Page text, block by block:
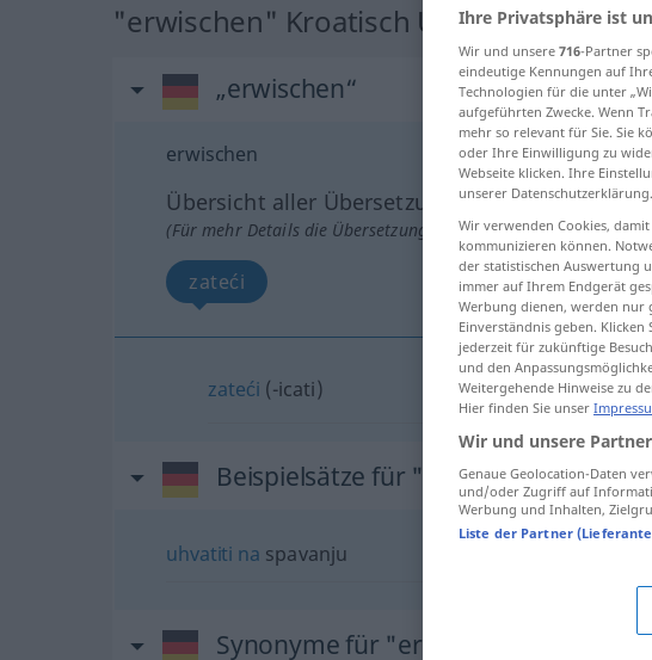
"erwischen" Kroatisch Übersetzung
„erwischen“
erwischen
Übersicht aller Übersetzungen
(Für mehr Details die Übersetzung anklicken/antippen)
zateći
zateći (-icati)
Beispielsätze für "erwischen"
uhvatiti na spavanju
Synonyme für "erwischen"
Ihre Privatsphäre ist
Wir und unsere 716-Partner
eindeutige Kennungen auf
Technologien für die unter
aufgeführten Zwecke. Wenn
mehr so relevant für Sie. Sie
oder Ihre Einwilligung zu
Webseite klicken. Ihre
unserer Datenschutzerklärung.
Wir verwenden Cookies,
kommunizieren können.
der statistischen Auswertung
immer auf Ihrem Endgerät
Werbung dienen, werden nur
Einverständnis geben.
jederzeit für zukünftige
und den
Weitergehende Hinweise zu
Hier finden Sie unser
Wir und unsere
Genaue Geolocation-Daten
und/oder Zugriff auf
Werbung und Inhalten,
Liste der Partner